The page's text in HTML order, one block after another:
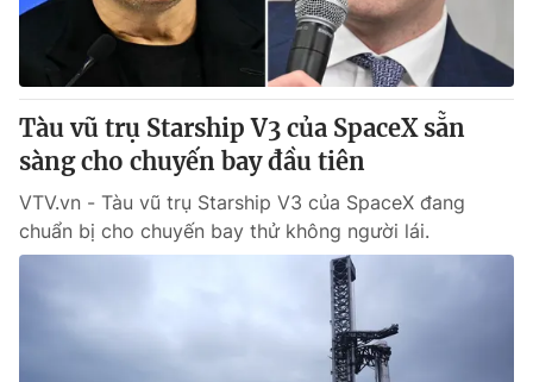
Tàu vũ trụ Starship V3 của SpaceX sẵn
sàng cho chuyến bay đầu tiên
VTV.vn - Tàu vũ trụ Starship V3 của SpaceX đang
chuẩn bị cho chuyến bay thử không người lái.